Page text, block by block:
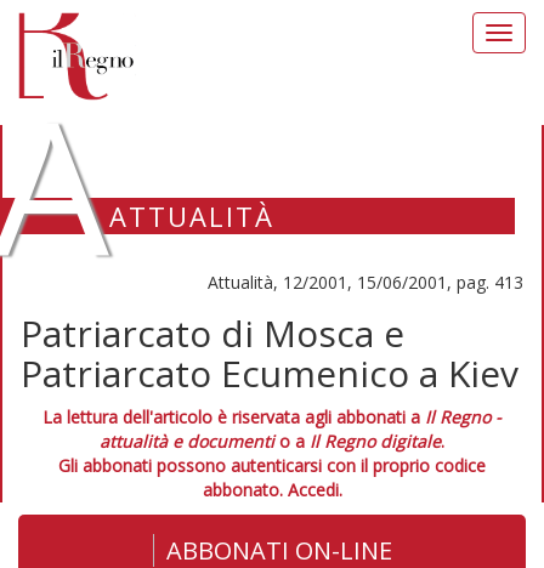
ATTUALITÀ
Attualità, 12/2001, 15/06/2001, pag. 413
Patriarcato di Mosca e
Patriarcato Ecumenico a Kiev
La lettura dell'articolo è riservata agli abbonati a Il Regno -
attualità e documentio a Il Regno digitale.
Gli abbonati possono autenticarsi con il proprio codice
abbonato. Accedi.
ABBONATI ON-LINE